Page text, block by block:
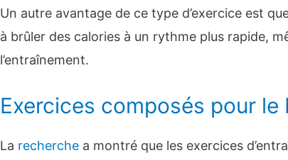
Un autre avantage de ce type d’exercice est
à brûler des calories à un rythme plus rapide,
l’entraînement.
Exercices composés pour
La recherche a montré que les exercices